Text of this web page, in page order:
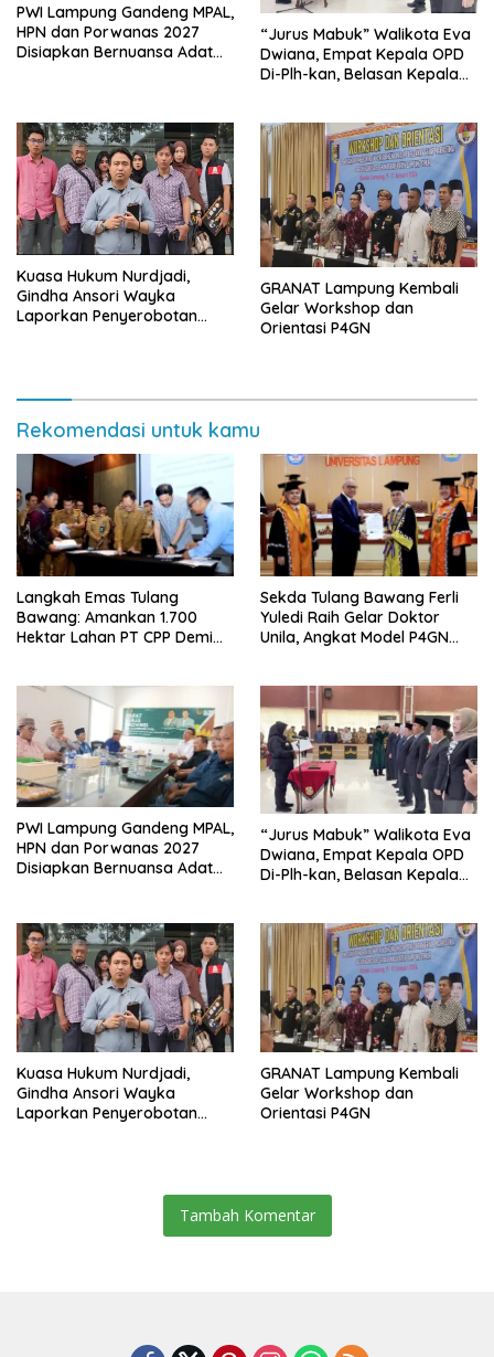
PWI Lampung Gandeng MPAL,
HPN dan Porwanas 2027
Disiapkan Bernuansa Adat
“Jurus Mabuk” Walikota Eva
Dwiana, Empat Kepala OPD
Di-Plh-kan, Belasan Kepala
Kuasa Hukum Nurdjadi,
Gindha Ansori Wayka
Laporkan Penyerobotan
GRANAT Lampung Kembali
Gelar Workshop dan
Orientasi P4GN
Rekomendasi untuk kamu
Langkah Emas Tulang
Bawang: Amankan 1.700
Hektar Lahan PT CPP Demi
Sekda Tulang Bawang Ferli
Yuledi Raih Gelar Doktor
Unila, Angkat Model P4GN
PWI Lampung Gandeng MPAL,
HPN dan Porwanas 2027
Disiapkan Bernuansa Adat
“Jurus Mabuk” Walikota Eva
Dwiana, Empat Kepala OPD
Di-Plh-kan, Belasan Kepala
Kuasa Hukum Nurdjadi,
Gindha Ansori Wayka
Laporkan Penyerobotan
GRANAT Lampung Kembali
Gelar Workshop dan
Orientasi P4GN
Tambah Komentar